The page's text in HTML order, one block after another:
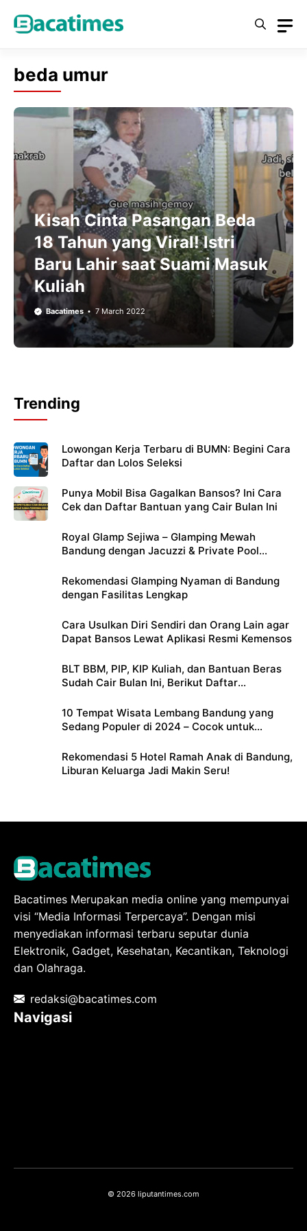
beda umur
Kisah Cinta Pasangan Beda
18 Tahun yang Viral! Istri
Baru Lahir saat Suami Masuk
Kuliah
Bacatimes 7 March 2022
Trending
Lowongan Kerja Terbaru di BUMN: Begini Cara
Daftar dan Lolos Seleksi
Punya Mobil Bisa Gagalkan Bansos? Ini Cara
Cek dan Daftar Bantuan yang Cair Bulan Ini
Royal Glamp Sejiwa – Glamping Mewah
Bandung dengan Jacuzzi & Private Pool
Rekomendasi Glamping Nyaman di Bandung
dengan Fasilitas Lengkap
Cara Usulkan Diri Sendiri dan Orang Lain agar
Dapat Bansos Lewat Aplikasi Resmi Kemensos
BLT BBM, PIP, KIP Kuliah, dan Bantuan Beras
Sudah Cair Bulan Ini, Berikut Daftar
10 Tempat Wisata Lembang Bandung yang
Sedang Populer di 2024 – Cocok untuk
Rekomendasi 5 Hotel Ramah Anak di Bandung,
Liburan Keluarga Jadi Makin Seru!
Bacatimes Merupakan media online yang mempunyai
visi “Media Informasi Terpercaya”. Dengan misi
menyediakan informasi terbaru seputar dunia
Elektronik, Gadget, Kesehatan, Kecantikan, Teknologi
dan Olahraga.
redaksi@bacatimes.com
Navigasi
© 2026 liputantimes.com